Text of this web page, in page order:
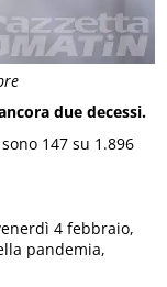
due decessi.
147 su 1.896
4 febbraio,
pandemia,